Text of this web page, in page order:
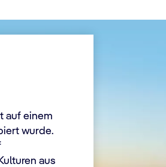
auf einem
wurde.
aus